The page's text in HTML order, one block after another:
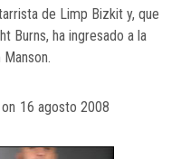
de Limp Bizkit y, que
Burns, ha ingresado a la
on 16 agosto 2008